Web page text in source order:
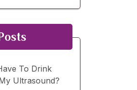
To Drink
Ultrasound?